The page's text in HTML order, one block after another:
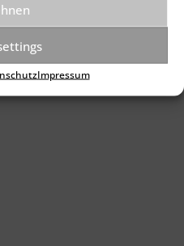
Impressum